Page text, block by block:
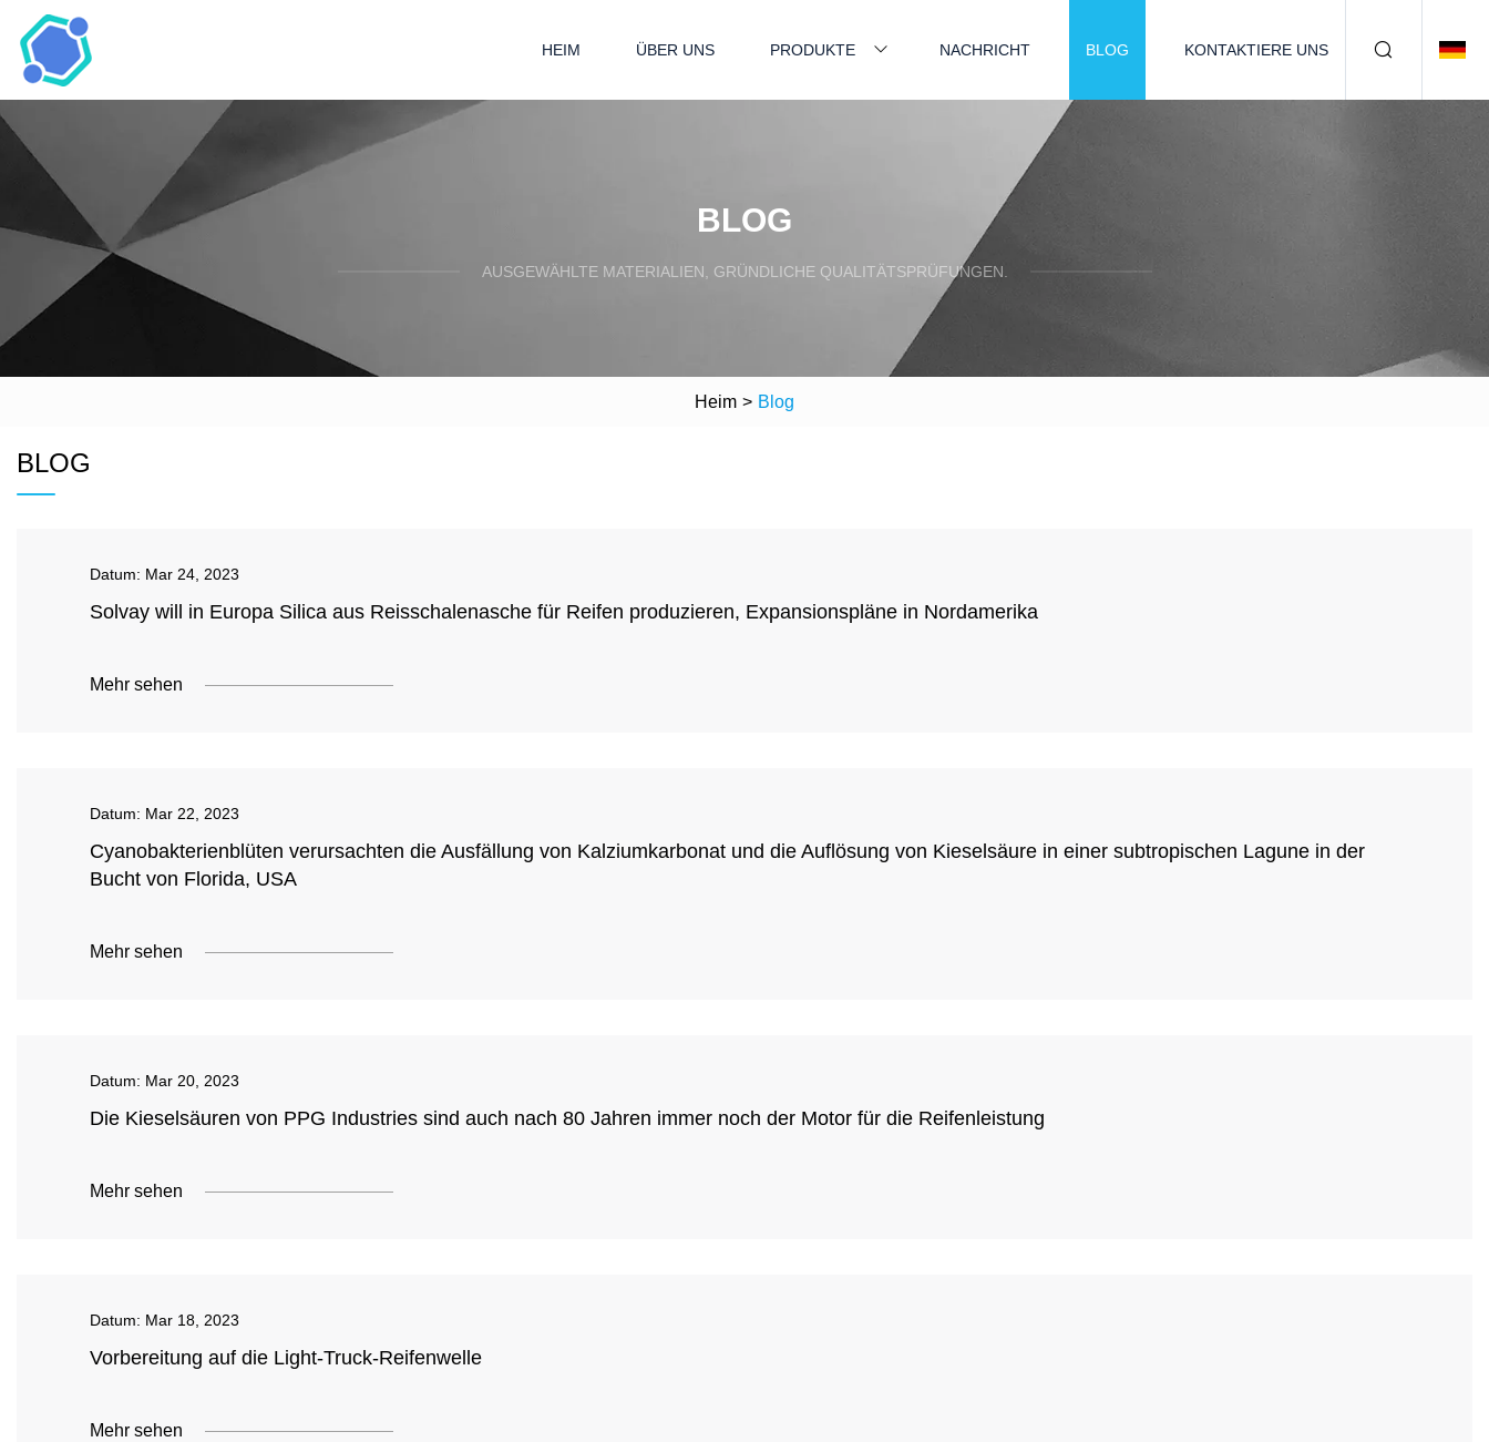
HEIM ÜBER UNS PRODUKTE NACHRICHT BLOG KONTAKTIERE UNS
BLOG
AUSGEWÄHLTE MATERIALIEN, GRÜNDLICHE QUALITÄTSPRÜFUNGEN.
Heim > Blog
BLOG
Datum: Mar 24, 2023
Solvay will in Europa Silica aus Reisschalenasche für Reifen produzieren, Expansionspläne in Nordamerika
Mehr sehen
Datum: Mar 22, 2023
Cyanobakterienblüten verursachten die Ausfällung von Kalziumkarbonat und die Auflösung von Kieselsäure in einer subtropischen Lagune in der
Bucht von Florida, USA
Mehr sehen
Datum: Mar 20, 2023
Die Kieselsäuren von PPG Industries sind auch nach 80 Jahren immer noch der Motor für die Reifenleistung
Mehr sehen
Datum: Mar 18, 2023
Vorbereitung auf die Light-Truck-Reifenwelle
Mehr sehen